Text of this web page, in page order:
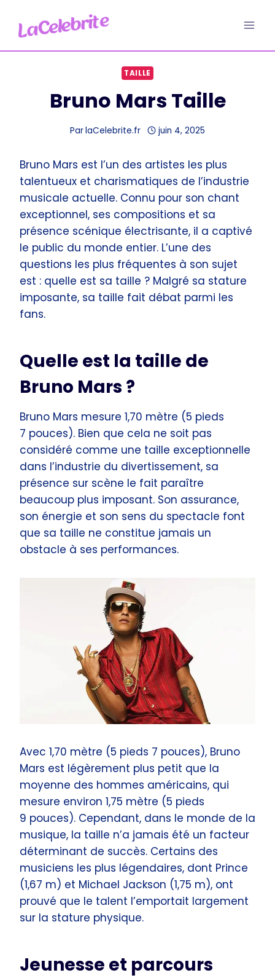
contenu
TAILLE
Bruno Mars Taille
ParlaCelebrite.fr juin 4, 2025
Bruno Mars est l’un des artistes les plus
talentueux et charismatiques de l’industrie
musicale actuelle. Connu pour son chant
exceptionnel, ses compositions et sa
présence scénique électrisante, il a captivé
le public du monde entier. L’une des
questions les plus fréquentes à son sujet
est : quelle est sa taille ? Malgré sa stature
imposante, sa taille fait débat parmi les
fans.
Quelle est la taille de
Bruno Mars ?
Bruno Mars mesure 1,70 mètre (5 pieds
7 pouces). Bien que cela ne soit pas
considéré comme une taille exceptionnelle
dans l’industrie du divertissement, sa
présence sur scène le fait paraître
beaucoup plus imposant. Son assurance,
son énergie et son sens du spectacle font
que sa taille ne constitue jamais un
obstacle à ses performances.
Avec 1,70 mètre (5 pieds 7 pouces), Bruno
Mars est légèrement plus petit que la
moyenne des hommes américains, qui
mesure environ 1,75 mètre (5 pieds
9 pouces). Cependant, dans le monde de la
musique, la taille n’a jamais été un facteur
déterminant de succès. Certains des
musiciens les plus légendaires, dont Prince
(1,67 m) et Michael Jackson (1,75 m), ont
prouvé que le talent l’emportait largement
sur la stature physique.
Jeunesse et parcours